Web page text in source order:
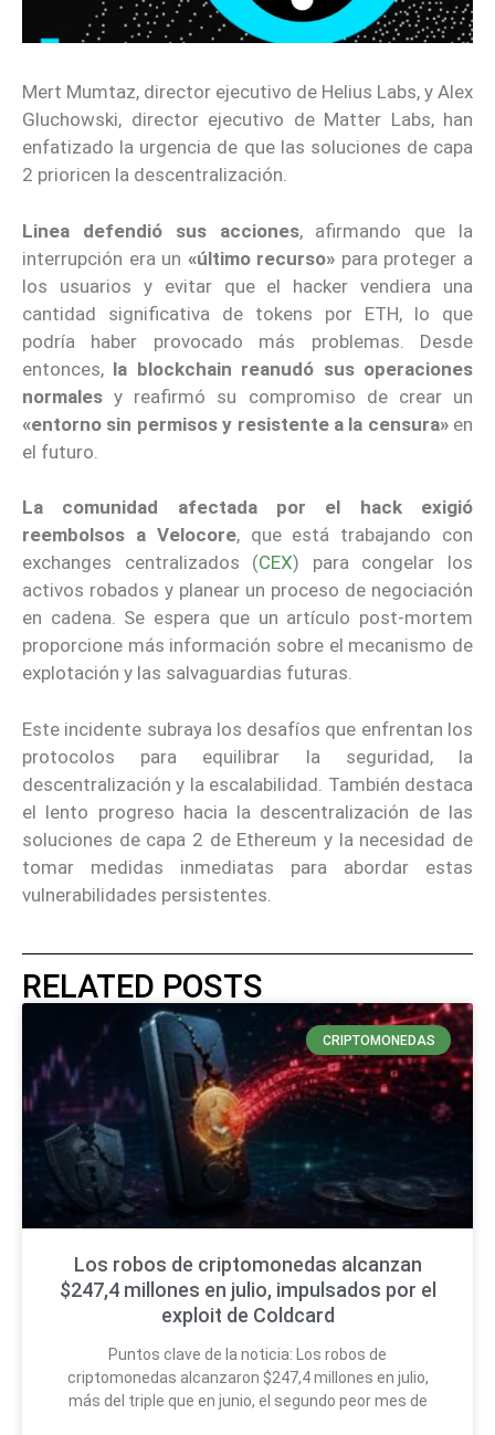
Mert Mumtaz, director ejecutivo de Helius Labs, y Alex
Gluchowski, director ejecutivo de Matter Labs, han
enfatizado la urgencia de que las soluciones de capa
2 prioricen la descentralización.
Linea defendió sus acciones, afirmando que la
interrupción era un «último recurso» para proteger a
los usuarios y evitar que el hacker vendiera una
cantidad significativa de tokens por ETH, lo que
podría haber provocado más problemas. Desde
entonces, la blockchain reanudó sus operaciones
normales y reafirmó su compromiso de crear un
«entorno sin permisos y resistente a la censura»en
el futuro.
La comunidad afectada por el hack exigió
reembolsos a Velocore, que está trabajando con
exchanges centralizados (CEX) para congelar los
activos robados y planear un proceso de negociación
en cadena. Se espera que un artículo post-mortem
proporcione más información sobre el mecanismo de
explotación y las salvaguardias futuras.
Este incidente subraya los desafíos que enfrentan los
protocolos para equilibrar la seguridad, la
descentralización y la escalabilidad. También destaca
el lento progreso hacia la descentralización de las
soluciones de capa 2 de Ethereum y la necesidad de
tomar medidas inmediatas para abordar estas
vulnerabilidades persistentes.
RELATED POSTS
CRIPTOMONEDAS
Los robos de criptomonedas alcanzan
$247,4 millones en julio, impulsados por el
exploit de Coldcard
Puntos clave de la noticia: Los robos de
criptomonedas alcanzaron $247,4 millones en julio,
más del triple que en junio, el segundo peor mes de